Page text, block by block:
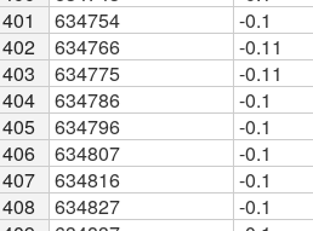
401
634754
-0.1
402
634766
-0.11
403
634775
-0.11
404
634786
-0.1
405
634796
-0.1
406
634807
-0.1
407
634816
-0.1
408
634827
-0.1
401
402
403
404
405
406
407
408